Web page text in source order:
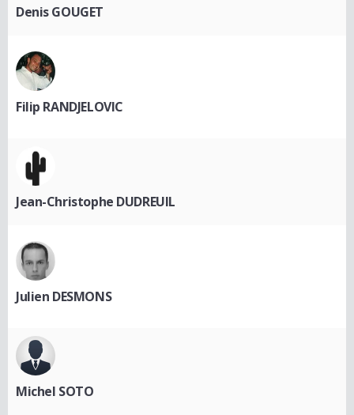
Denis GOUGET
Filip RANDJELOVIC
Jean-Christophe DUDREUIL
Julien DESMONS
Michel SOTO